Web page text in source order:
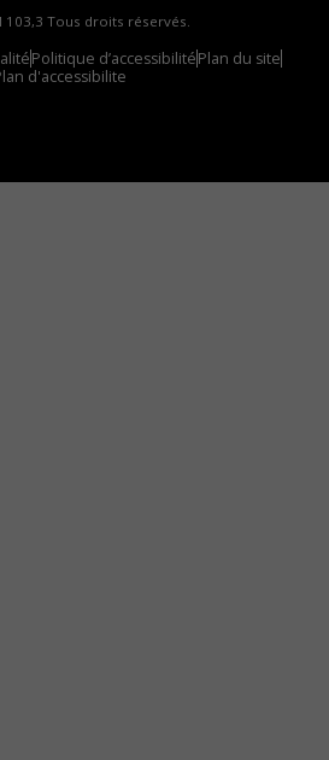
103,3 Tous droits réservés.
Politique d’accessibilitéPlan du site
d'accessibilite